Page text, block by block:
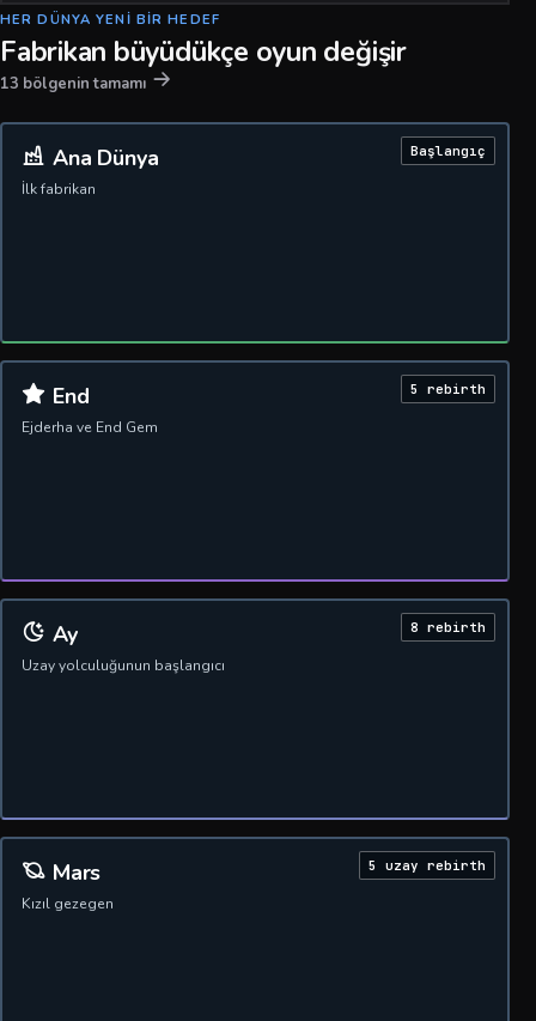
HER DÜNYA YENI BIR HEDEF
Fabrikan büyüdükçe oyun değişir
13 bölgenin tamamı
Başlangıç
Ana Dünya
İlk fabrikan
5 rebirth
End
Ejderha ve End Gem
8 rebirth
Ay
Uzay yolculuğunun başlangıcı
5 uzay rebirth
Mars
Kızıl gezegen